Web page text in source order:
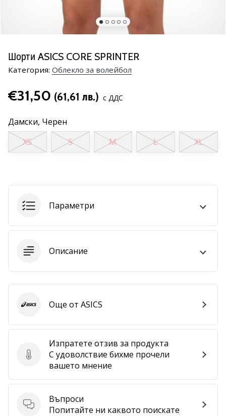
страст
като
Присъединете
се
амбасадор
на
марката.
11. 8. 2022
1 мин. четене
програма
WeplayVolleyball
ли
собствен
блог,
страница
дискусионен
форум?
Накарайте
ги
генерират
Шорти ASICS CORE SPRINTER
Категория: Облекло за волейбол
€31,50 (61,61 лв.) с ДДС
Дамски, Черен
XS
S M L XL
Параметри
Описание
Изпратете отзив за продукта
Изпратете отзив за продукта
С удоволствие бихме прочели
вашето мнение
Въпроси
Въпроси
Попитайте ни каквото поискате
ASICSОще от ASICS